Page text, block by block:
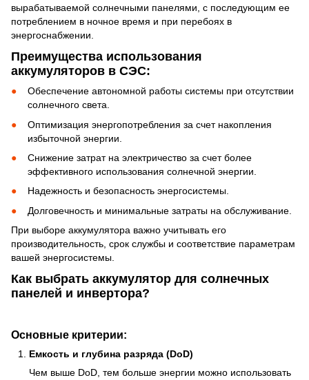
вырабатываемой солнечными панелями, с последующим ее
потреблением в ночное время и при перебоях в
энергоснабжении.
Преимущества использования
аккумуляторов в СЭС:
Обеспечение автономной работы системы при отсутствии
солнечного света.
Оптимизация энергопотребления за счет накопления
избыточной энергии.
Снижение затрат на электричество за счет более
эффективного использования солнечной энергии.
Надежность и безопасность энергосистемы.
Долговечность и минимальные затраты на обслуживание.
При выборе аккумулятора важно учитывать его
производительность, срок службы и соответствие параметрам
вашей энергосистемы.
Как выбрать аккумулятор для солнечных
панелей и инвертора?
Основные критерии:
Емкость и глубина разряда (DoD)
Чем выше DoD, тем больше энергии можно использовать